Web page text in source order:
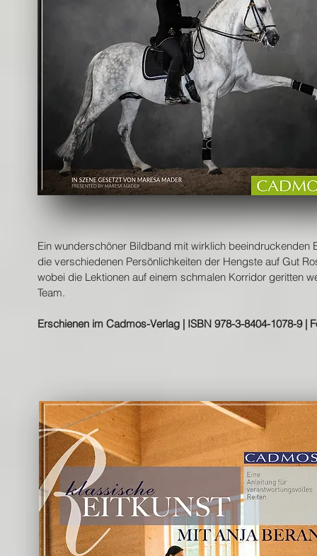
Ein wunderschöner Bildband mit wirklich beeindruckenden
die verschiedenen Persönlichkeiten der Hengste auf Gut
wobei die Lektionen auf einem schmalen Korridor geritten
Team.
Erschienen im Cadmos-Verlag | ISBN 978-3-8404-1078-9 |